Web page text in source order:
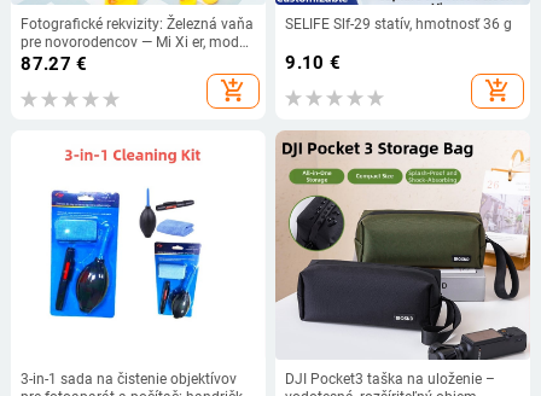
Fotografické rekvizity: Železná vaňa
pre novorodencov — Mi Xi er, model
Bathtub, materiál železo, určené pre
87.27 €
add_shopping_cart
SELIFE Slf-29 statív, hmotnosť 36 g
9.10 €
add_shopping_cart
3-in-1 sada na čistenie objektívov
DJI Pocket3 taška na uloženie –